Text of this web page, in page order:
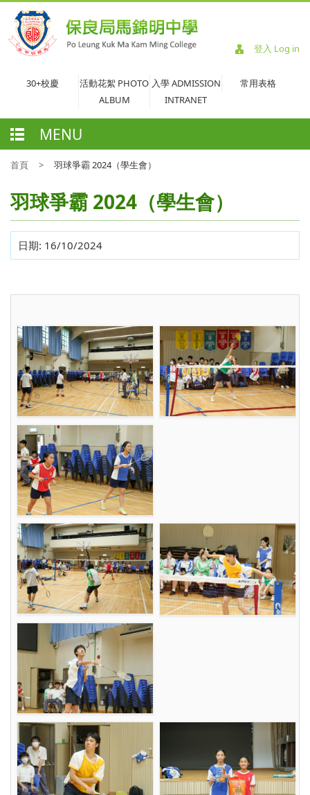
登入 Log in
30+校慶
活動花絮 PHOTO
ALBUM
入學 ADMISSION
常用表格
INTRANET
MENU
首頁 > 羽球爭霸 2024（學生會）
羽球爭霸 2024（學生會）
日期: 16/10/2024